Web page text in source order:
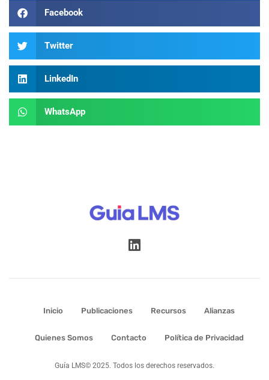
Facebook
Twitter
LinkedIn
WhatsApp
Inicio Publicaciones Recursos Alianzas
Quienes Somos Contacto Política de Privacidad
Guía LMS© 2025. Todos los derechos reservados.